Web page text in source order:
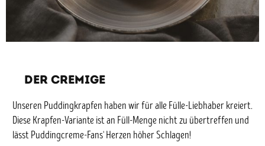
DER CREMIGE
Unseren Puddingkrapfen haben wir für alle Fülle-Liebhaber kreiert.
Diese Krapfen-Variante ist an Füll-Menge nicht zu übertreffen und
lässt Puddingcreme-Fans' Herzen höher Schlagen!